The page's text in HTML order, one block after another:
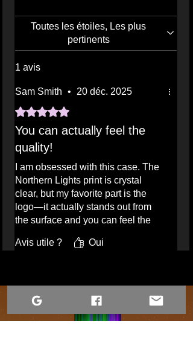
grâce à cet accessoire qui allie
fonctionnalité et beauté
envoûtante, inspirée par les
photographies de Dre Erwin.
nous nous approvisionnons en
coques vierges en Chine afin de
vous offrir le meilleur produit
possible.
Toutes les étoiles, Les plus
pertinents
1 avis
Sam Smith •
20 déc. 2025
Noté 5 sur 5.
You can actually feel the
quality!
I am obsessed with this case. The
Northern Lights print is crystal
clear, but my favorite part is the
logo—it actually stands out from
the surface and you can feel the
case feel premium and custom-
the aurora design every time I take
it out. Best phone case I've owned!
Avis utile ? Oui